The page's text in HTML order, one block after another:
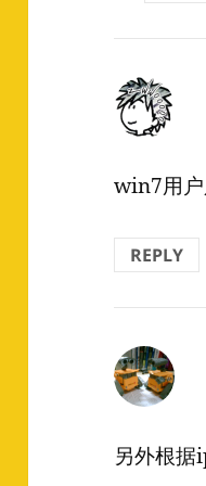
win7用
REPLY
另外根